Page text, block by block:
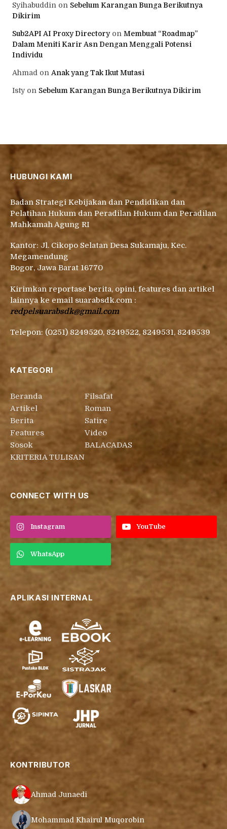
Syihabuddin on Sebelum Karangan Bunga Berikutnya
Dikirim
Sub2API AI Proxy Directoryon Membuat “Roadmap”
Dalam Meniti Karir Asn Dengan Menggali Potensi
Individu
Ahmad on Anak yang Tak Ikut Mutasi
Istyon Sebelum Karangan Bunga Berikutnya Dikirim
HUBUNGI KAMI
Badan Strategi Kebijakan dan Pendidikan dan
Pelatihan Hukum dan Peradilan Hukum dan Peradilan
Mahkamah Agung RI
Kantor: Jl. Cikopo Selatan Desa Sukamaju, Kec.
Megamendung
Bogor, Jawa Barat 16770
Kirimkan reportase berita, opini, features dan artikel
lainnya ke email suarabsdk.com :
redpelsuarabsdk@gmail.com
Telepon: (0251) 8249520, 8249522, 8249531, 8249539
KATEGORI
Beranda
Artikel
Berita
Features
Sosok
KRITERIA TULISAN
Filsafat
Roman
Satire
Video
BALACADAS
CONNECT WITH US
Instagram YouTube
WhatsApp
APLIKASI INTERNAL
KONTRIBUTOR
Ahmad Junaedi
Mohammad Khairul Muqorobin